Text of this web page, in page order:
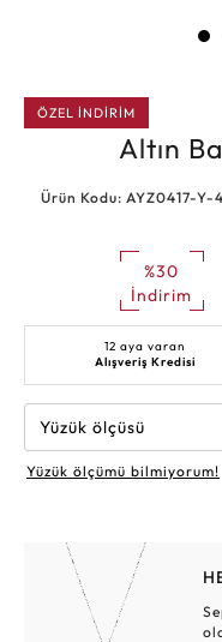
ÖZEL İNDİRİM
Altın
Ürün Kodu: AYZ0417-Y-
%30
İndirim
12 aya varan
Alışveriş Kredisi
Yüzük ölçüsü
Yüzük ölçümü bilmiyorum!